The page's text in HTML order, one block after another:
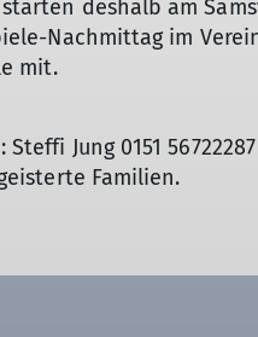
deshalb am
Nachmittag im
mit.
Jung 0151 56722287
Familien.